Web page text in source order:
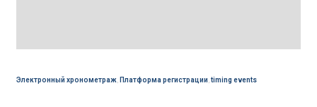
Электронный хронометраж, Платформа регистрации timing events